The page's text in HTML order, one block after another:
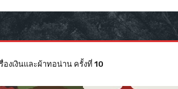
บบแบ่งเขตเลือกตั้ง 8 กุมภาพันธ์ 2569